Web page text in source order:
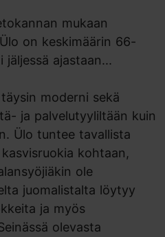
mukaan
on keskimäärin 66-
ajastaan...
moderni sekä
ja palvelutyyliltään kuin
Ülo tuntee tavallista
kohtaan,
ole
juomalistalta löytyy
ja myös
olevasta